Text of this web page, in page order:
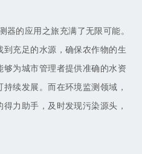
的应用之旅充满了无限可能。
充足的水源，确保农作物的生
为城市管理者提供准确的水资
续发展。而在环境监测领域，
力助手，及时发现污染源头，